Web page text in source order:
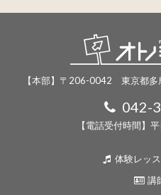
【本部】〒206-0042 東京都
042-
【電話受付時間】
体験レッ
講